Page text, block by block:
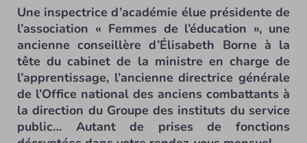
Une inspectrice d’académie élue présidente de
l’association « Femmes de l’éducation », une
ancienne conseillère d’Élisabeth Borne à la
tête du cabinet de la ministre en charge de
l’apprentissage, l’ancienne directrice générale
de l’Office national des anciens combattants à
la direction du Groupe des instituts du service
public… Autant de prises de fonctions